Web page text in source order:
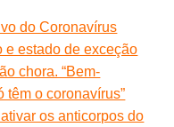
do Coronavírus
e estado de exceção
chora. “Bem-
têm o coronavírus”
os anticorpos do